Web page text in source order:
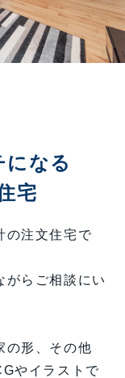
になる
宅
の注文住宅で
がらご相談にい
の形、その他
やイラストで